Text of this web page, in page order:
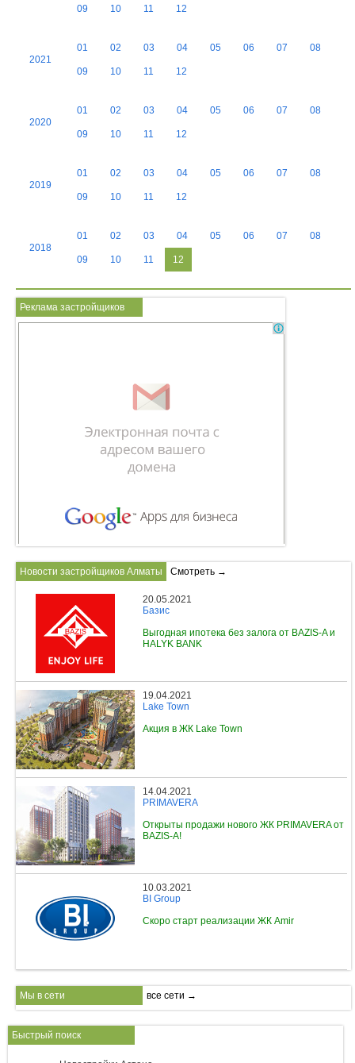
09 10 11 12
2021
01 02 03 04 05 06 07 08
09 10 11 12
2020
01 02 03 04 05 06 07 08
09 10 11 12
2019
01 02 03 04 05 06 07 08
09 10 11 12
2018
01 02 03 04 05 06 07 08
09 10 11 12
Реклама застройщиков
Новости застройщиков Алматы Смотреть →
20.05.2021
Базис
Выгодная ипотека без залога от BAZIS-A и
HALYK BANK
19.04.2021
Lake Town
Акция в ЖК Lake Town
14.04.2021
PRIMAVERA
Открыты продажи нового ЖК PRIMAVERA от
BAZIS-A!
10.03.2021
BI Group
Скоро старт реализации ЖК Amir
Мы в сети все сети →
Быстрый поиск